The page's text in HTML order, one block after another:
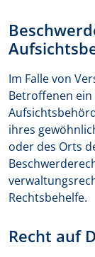
Im Falle von
Betroffenen
ihres
oder des Orts
Rechtsbehelfe.
Recht auf